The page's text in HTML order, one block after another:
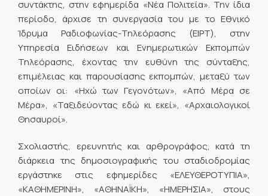
συντάκτης, στην εφημερίδα «Νέα Πολιτεία». Την ίδια
περίοδο, άρχισε τη συνεργασία του με το Εθνικό
Ίδρυμα Ραδιοφωνίας-Τηλεόρασης (ΕΙΡΤ), στην
Υπηρεσία Ειδήσεων και Ενημερωτικών Εκπομπών
Τηλεόρασης, έχοντας την ευθύνη της σύνταξης,
επιμέλειας και παρουσίασης εκπομπών, μεταξύ των
οποίων οι: «Ηχώ των Γεγονότων», «Από Μέρα σε
Μέρα», «Ταξιδεύοντας εδώ κι εκεί», «Αρχαιολογικοί
Θησαυροί».
Σχολιαστής, ερευνητής και αρθρογράφος, κατά τη
διάρκεια της δημοσιογραφικής του σταδιοδρομίας
εργάστηκε στις εφημερίδες «ΕΛΕΥΘΕΡΟΤΥΠΙΑ»,
«ΚΑΘΗΜΕΡΙΝΗ», «ΑΘΗΝΑΪΚΗ», «ΗΜΕΡΗΣΙΑ», στους